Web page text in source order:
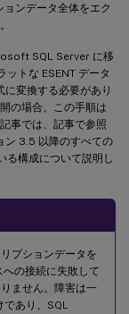
ンデータ全体をエク
SQL Server に移
トな ESENT データ
変換する必要があり
の場合、この手順は
事では、記事で参照
ン 3.5 以降のすべての
構成について説明し
プションデータを
の接続に失敗して
ません。障害は一
あり、SQL